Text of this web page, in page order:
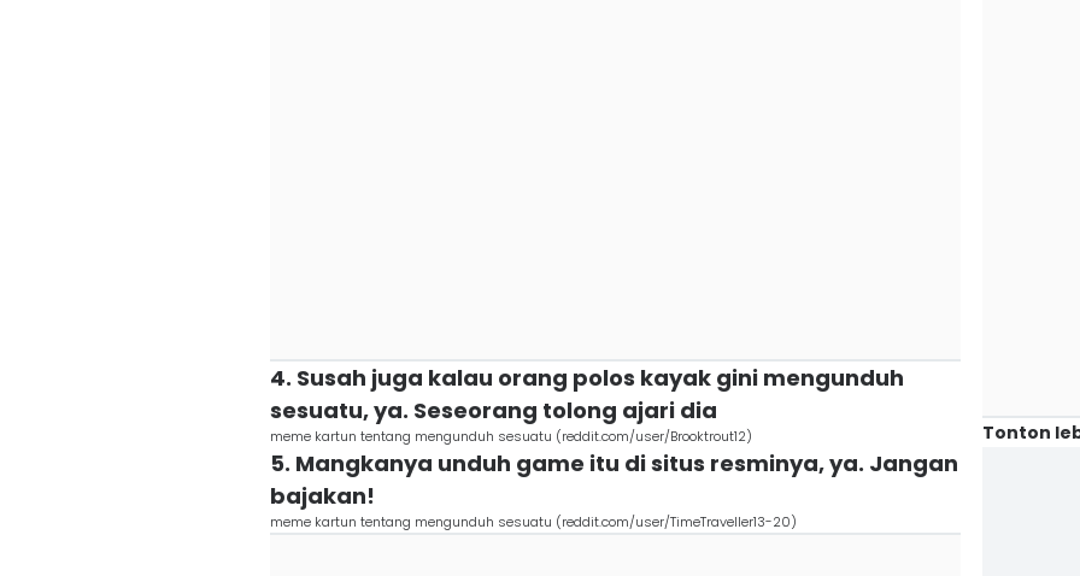
4. Susah juga kalau orang polos kayak gini mengunduh
sesuatu, ya. Seseorang tolong ajari dia
meme kartun tentang mengunduh sesuatu (reddit.com/user/Brooktrout12)
5. Mangkanya unduh game itu di situs resminya, ya. Jangan
bajakan!
meme kartun tentang mengunduh sesuatu (reddit.com/user/TimeTraveller13-20)
Tonton